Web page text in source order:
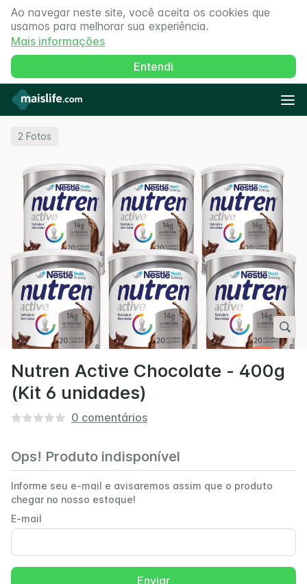
Ao navegar neste site, você aceita os cookies que
usamos para melhorar sua experiência.
Mais informações
Entendi
2 Fotos
Nutren Active Chocolate - 400g
(Kit 6 unidades)
0 comentários
Ops! Produto indisponível
Informe seu e-mail e avisaremos assim que o produto
chegar no nosso estoque!
E-mail
Enviar